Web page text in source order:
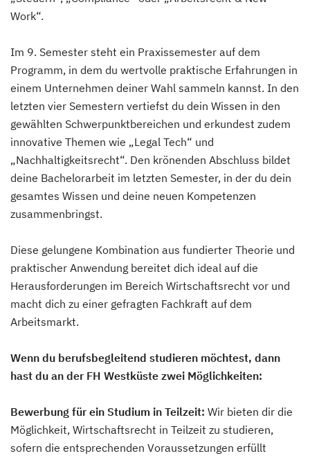
Work“.
Im 9. Semester steht ein Praxissemester auf dem
Programm, in dem du wertvolle praktische Erfahrungen in
einem Unternehmen deiner Wahl sammeln kannst. In den
letzten vier Semestern vertiefst du dein Wissen in den
gewählten Schwerpunktbereichen und erkundest zudem
innovative Themen wie „Legal Tech“ und
„Nachhaltigkeitsrecht“. Den krönenden Abschluss bildet
deine Bachelorarbeit im letzten Semester, in der du dein
gesamtes Wissen und deine neuen Kompetenzen
zusammenbringst.
Diese gelungene Kombination aus fundierter Theorie und
praktischer Anwendung bereitet dich ideal auf die
Herausforderungen im Bereich Wirtschaftsrecht vor und
macht dich zu einer gefragten Fachkraft auf dem
Arbeitsmarkt.
Wenn du berufsbegleitend studieren möchtest, dann
hast du an der FH Westküste zwei Möglichkeiten:
Bewerbung für ein Studium in Teilzeit: Wir bieten dir die
Möglichkeit, Wirtschaftsrecht in Teilzeit zu studieren,
sofern die entsprechenden Voraussetzungen erfüllt